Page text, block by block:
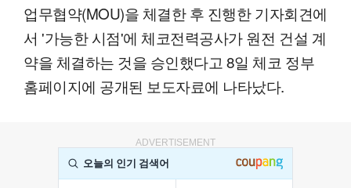
업무협약(MOU)을 체결한 후 진행한 기자회견에
서 '가능한 시점'에 체코전력공사가 원전 건설 계
약을 체결하는 것을 승인했다고 8일 체코 정부
홈페이지에 공개된 보도자료에 나타났다.
ADVERTISEMENT